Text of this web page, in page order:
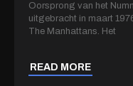
Oorsprong van het
uitgebracht in maart
The Manhattans. Het
READ MORE